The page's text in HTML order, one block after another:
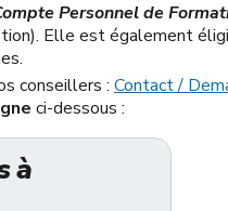
Personnel de
Elle est également
conseillers : Contact /
ci-dessous :
à